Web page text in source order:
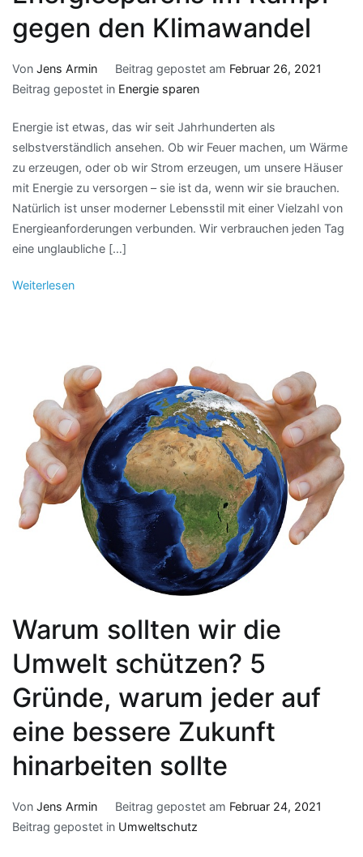
gegen den Klimawandel
Von Jens Armin Beitrag gepostet am Februar 26, 2021
Beitrag gepostet in Energie sparen
Energie ist etwas, das wir seit Jahrhunderten als
selbstverständlich ansehen. Ob wir Feuer machen, um Wärme
zu erzeugen, oder ob wir Strom erzeugen, um unsere Häuser
mit Energie zu versorgen – sie ist da, wenn wir sie brauchen.
Natürlich ist unser moderner Lebensstil mit einer Vielzahl von
Energieanforderungen verbunden. Wir verbrauchen jeden Tag
eine unglaubliche […]
Weiterlesen
Warum sollten wir die
Umwelt schützen? 5
Gründe, warum jeder auf
eine bessere Zukunft
hinarbeiten sollte
Von Jens Armin Beitrag gepostet am Februar 24, 2021
Beitrag gepostet in Umweltschutz